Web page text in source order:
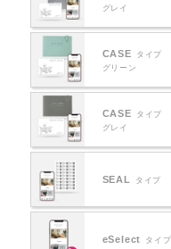
グレイ
CASE
タイプ
グリーン
CASE
タイプ
グレイ
SEAL タイプ
eSelect タイプ